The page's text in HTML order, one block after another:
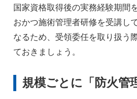
国家資格取得後の実務経験期間
おかつ施術管理者研修を受講し
なるため、受領委任を取り扱う
ておきましょう。
規模ごとに「防火管